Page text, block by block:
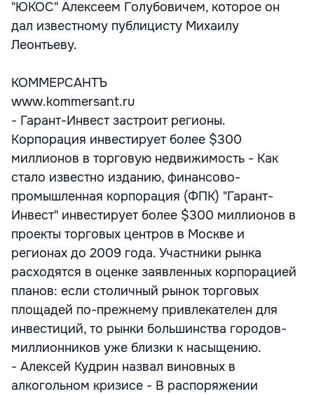
"ЮКОС" Алексеем Голубовичем, которое он
дал известному публицисту Михаилу
Леонтьеву.
КОММЕРСАНТЪ
www.kommersant.ru
- Гарант-Инвест застроит регионы.
Корпорация инвестирует более $300
миллионов в торговую недвижимость - Как
стало известно изданию, финансово-
промышленная корпорация (ФПК) "Гарант-
Инвест" инвестирует более $300 миллионов в
проекты торговых центров в Москве и
регионах до 2009 года. Участники рынка
расходятся в оценке заявленных корпорацией
планов: если столичный рынок торговых
площадей по-прежнему привлекателен для
инвестиций, то рынки большинства городов-
миллионников уже близки к насыщению.
- Алексей Кудрин назвал виновных в
алкогольном кризисе - В распоряжении